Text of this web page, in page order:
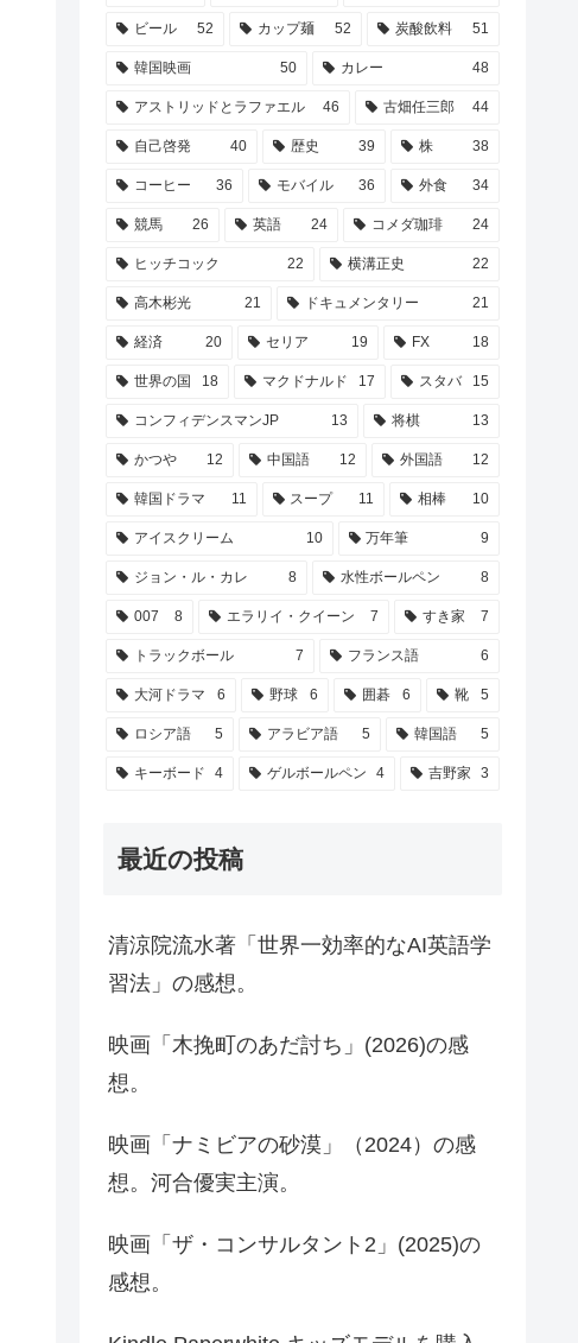
ビール 52 カップ麺 52 炭酸飲料 51
韓国映画 50 カレー 48
アストリッドとラファエル 46 古畑任三郎 44
自己啓発 40 歴史 39 株 38
コーヒー 36 モバイル 36 外食 34
競馬 26 英語 24 コメダ珈琲 24
ヒッチコック 22 横溝正史 22
高木彬光 21 ドキュメンタリー 21
経済 20 セリア 19 FX 18
世界の国 18 マクドナルド 17 スタバ 15
コンフィデンスマンJP 13 将棋 13
かつや 12 中国語 12 外国語 12
韓国ドラマ 11 スープ 11 相棒 10
アイスクリーム 10 万年筆 9
ジョン・ル・カレ 8 水性ボールペン 8
007 8 エラリイ・クイーン 7 すき家 7
トラックボール 7 フランス語 6
大河ドラマ 6 野球 6 囲碁 6 靴 5
ロシア語 5 アラビア語 5 韓国語 5
キーボード 4 ゲルボールペン 4 吉野家 3
最近の投稿
清涼院流水著「世界一効率的なAI英語学
習法」の感想。
映画「木挽町のあだ討ち」(2026)の感
想。
映画「ナミビアの砂漠」（2024）の感
想。河合優実主演。
映画「ザ・コンサルタント2」(2025)の
感想。